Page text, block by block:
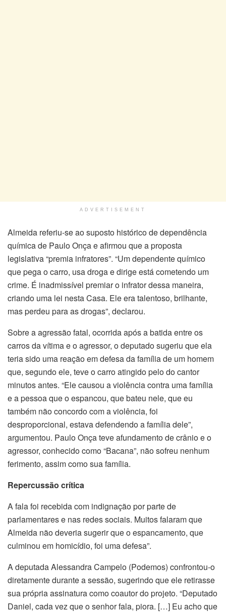
ADVERTISEMENT
Almeida referiu-se ao suposto histórico de dependência
química de Paulo Onça e afirmou que a proposta
legislativa “premia infratores”. “Um dependente químico
que pega o carro, usa droga e dirige está cometendo um
crime. É inadmissível premiar o infrator dessa maneira,
criando uma lei nesta Casa. Ele era talentoso, brilhante,
mas perdeu para as drogas”, declarou.
Sobre a agressão fatal, ocorrida após a batida entre os
carros da vítima e o agressor, o deputado sugeriu que ela
teria sido uma reação em defesa da família de um homem
que, segundo ele, teve o carro atingido pelo do cantor
minutos antes. “Ele causou a violência contra uma família
e a pessoa que o espancou, que bateu nele, que eu
também não concordo com a violência, foi
desproporcional, estava defendendo a família dele”,
argumentou. Paulo Onça teve afundamento de crânio e o
agressor, conhecido como “Bacana”, não sofreu nenhum
ferimento, assim como sua família.
Repercussão crítica
A fala foi recebida com indignação por parte de
parlamentares e nas redes sociais. Muitos falaram que
Almeida não deveria sugerir que o espancamento, que
culminou em homicídio, foi uma defesa”.
A deputada Alessandra Campelo (Podemos) confrontou-o
diretamente durante a sessão, sugerindo que ele retirasse
sua própria assinatura como coautor do projeto. “Deputado
Daniel, cada vez que o senhor fala, piora. […] Eu acho que